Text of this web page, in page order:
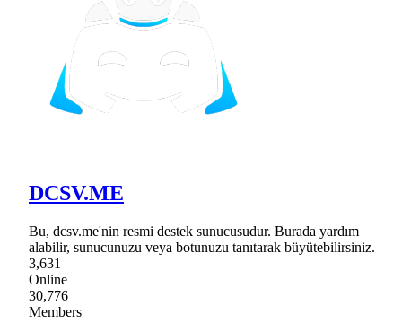
DCSV.ME
Bu, dcsv.me'nin resmi destek sunucusudur. Burada yardım
alabilir, sunucunuzu veya botunuzu tanıtarak büyütebilirsiniz.
3,631
Online
30,776
Members